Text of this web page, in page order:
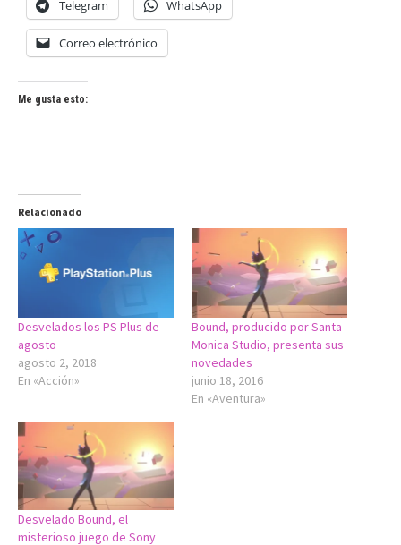
Telegram WhatsApp
Correo electrónico
Me gusta esto:
Relacionado
Desvelados los PS Plus de
agosto
agosto 2, 2018
En «Acción»
Bound, producido por Santa
Monica Studio, presenta sus
novedades
junio 18, 2016
En «Aventura»
Desvelado Bound, el
misterioso juego de Sony